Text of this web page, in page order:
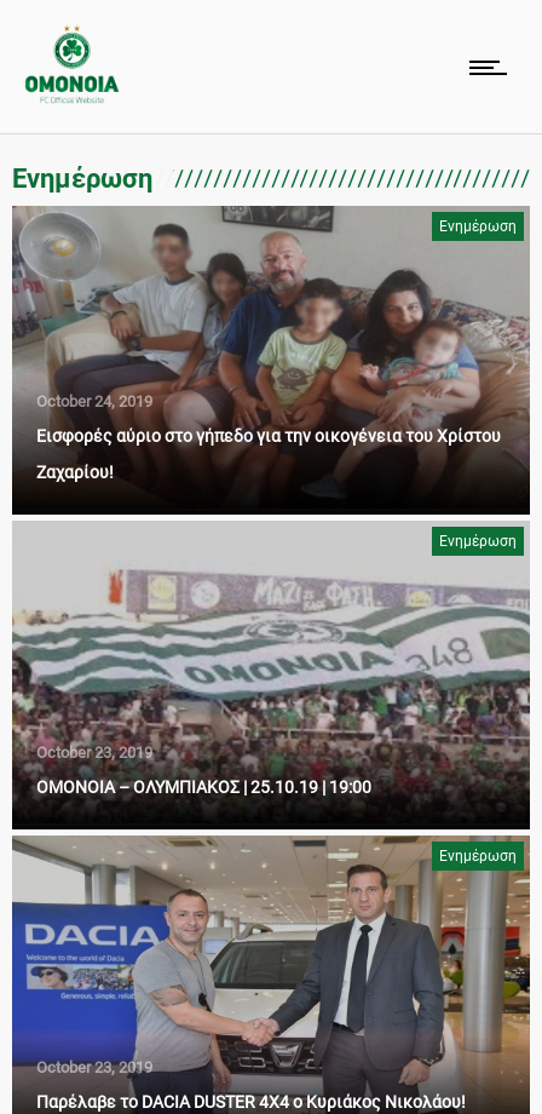
Ενημέρωση
Ενημέρωση
October 24, 2019
Εισφορές αύριο στο γήπεδο για την οικογένεια του Χρίστου
Ζαχαρίου!
Ενημέρωση
October 23, 2019
ΟΜΟΝΟΙΑ – ΟΛΥΜΠΙΑΚΟΣ | 25.10.19 | 19:00
Ενημέρωση
October 23, 2019
Παρέλαβε το DACIA DUSTER 4X4 ο Κυριάκος Νικολάου!